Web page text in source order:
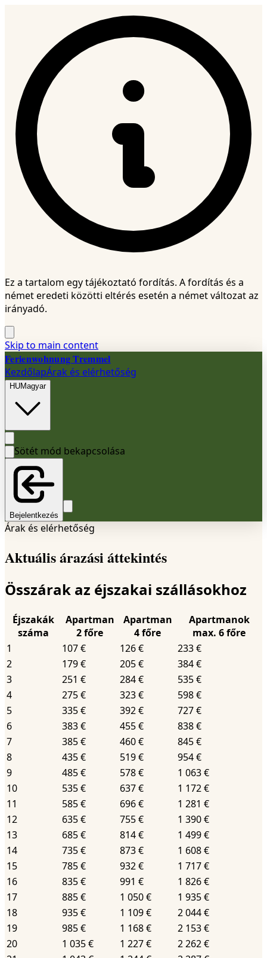
Ez a tartalom egy tájékoztató fordítás. A fordítás és a
német eredeti közötti eltérés esetén a német változat az
irányadó.
Skip to main content
Ferienwohnung Tremmel
KezdőlapÁrak és elérhetőség
HUMagyar
Sötét mód bekapcsolása
Bejelentkezés
Árak és elérhetőség
Aktuális árazási áttekintés
Összárak az éjszakai szállásokhoz
Éjszakák
száma
Apartman
2 főre
Apartman
4 főre
Apartmanok
max. 6 főre
1
107 € 126 €
233 €
2
179 € 205 €
384 €
3
251 € 284 €
535 €
4
275 € 323 €
598 €
5
335 € 392 €
727 €
6
383 € 455 €
838 €
7
385 € 460 €
845 €
8
435 € 519 €
954 €
9
485 € 578 €
1 063 €
10
535 € 637 €
1 172 €
11
585 € 696 €
1 281 €
12
635 € 755 €
1 390 €
13
685 € 814 €
1 499 €
14
735 € 873 €
1 608 €
15
785 € 932 €
1 717 €
16
835 € 991 €
1 826 €
17
885 € 1 050 €
1 935 €
18
935 € 1 109 €
2 044 €
19
985 € 1 168 €
2 153 €
20
1 035 € 1 227 €
2 262 €